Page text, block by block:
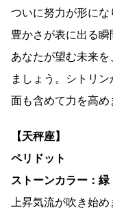
ついに努力が形に
豊かさが表に出る
あなたが望む未来
ましょう。シトリ
面も含めて力を高め
【天秤座】
ペリドット
ストーンカラー：緑
上昇気流が吹き始